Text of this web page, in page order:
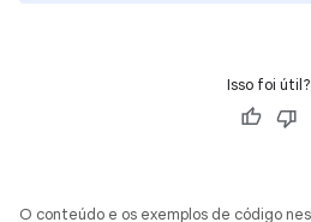
Isso foi útil?
O conteúdo e os exemplos de código